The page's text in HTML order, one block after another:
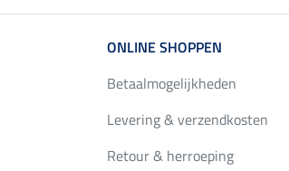
ONLINE SHOPPEN
Betaalmogelijkheden
Levering & verzendkosten
Retour & herroeping